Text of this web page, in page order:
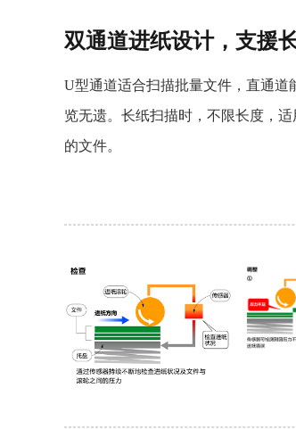
双通道进纸设计，支援
U型通道适合扫描批量文件，直通
览无遗。长纸扫描时，不限长度，
的文件。